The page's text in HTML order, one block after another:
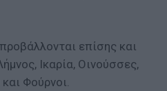
επίσης και
Ικαρία, Οινούσσες,
Φούρνοι.